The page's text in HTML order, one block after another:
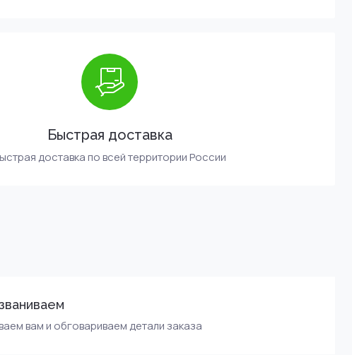
Быстрая доставка
доставка по всей территории России
вам и обговариваем детали заказа